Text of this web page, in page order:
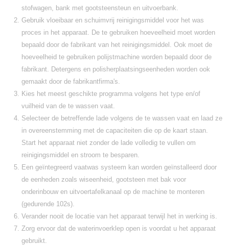
stofwagen, bank met gootsteensteun en uitvoerbank.
Gebruik vloeibaar en schuimvrij reinigingsmiddel voor het was
proces in het apparaat. De te gebruiken hoeveelheid moet worden
bepaald door de fabrikant van het reinigingsmiddel. Ook moet de
hoeveelheid te gebruiken polijstmachine worden bepaald door de
fabrikant. Detergens en polisherplaatsingseenheden worden ook
gemaakt door de fabrikantfirma's.
Kies het meest geschikte programma volgens het type en/of
vuilheid van de te wassen vaat.
Selecteer de betreffende lade volgens de te wassen vaat en laad ze
in overeenstemming met de capaciteiten die op de kaart staan.
Start het apparaat niet zonder de lade volledig te vullen om
reinigingsmiddel en stroom te besparen.
Een geïntegreerd vaatwas systeem kan worden geïnstalleerd door
de eenheden zoals wiseenheid, gootsteen met bak voor
onderinbouw en uitvoertafelkanaal op de machine te monteren
(gedurende 102s).
Verander nooit de locatie van het apparaat terwijl het in werking is.
Zorg ervoor dat de waterinvoerklep open is voordat u het apparaat
gebruikt.